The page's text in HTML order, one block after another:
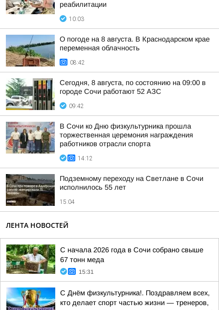
реабилитации
10:03
О погоде на 8 августа. В Краснодарском крае
переменная облачность
08:42
Сегодня, 8 августа, по состоянию на 09:00 в
городе Сочи работают 52 АЗС
09:42
В Сочи ко Дню физкультурника прошла
торжественная церемония награждения
работников отрасли спорта
14:12
Подземному переходу на Светлане в Сочи
исполнилось 55 лет
15:04
ЛЕНТА НОВОСТЕЙ
С начала 2026 года в Сочи собрано свыше
67 тонн меда
15:31
С Днём физкультурника!. Поздравляем всех,
кто делает спорт частью жизни — тренеров,